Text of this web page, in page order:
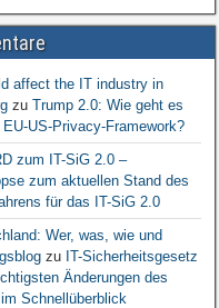
affect the IT industry in
zu Trump 2.0: Wie geht es
US-Privacy-Framework?
zum IT-SiG 2.0 –
zum aktuellen Stand des
für das IT-SiG 2.0
Wer, was, wie und
zu IT-Sicherheitsgesetz
Änderungen des
Schnellüberblick